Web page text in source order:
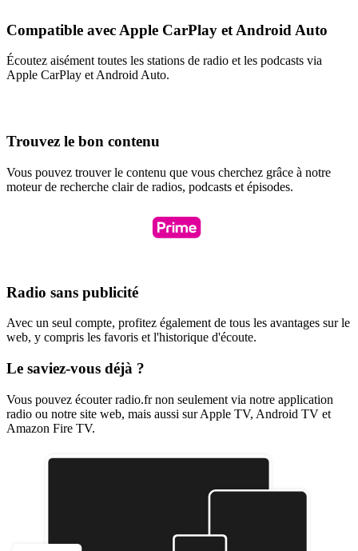
Compatible avec Apple CarPlay et Android Auto
Écoutez aisément toutes les stations de radio et les podcasts via
Apple CarPlay et Android Auto.
Trouvez le bon contenu
Vous pouvez trouver le contenu que vous cherchez grâce à notre
moteur de recherche clair de radios, podcasts et épisodes.
Radio sans publicité
Avec un seul compte, profitez également de tous les avantages sur le
web, y compris les favoris et l'historique d'écoute.
Le saviez-vous déjà ?
Vous pouvez écouter radio.fr non seulement via notre application
radio ou notre site web, mais aussi sur Apple TV, Android TV et
Amazon Fire TV.